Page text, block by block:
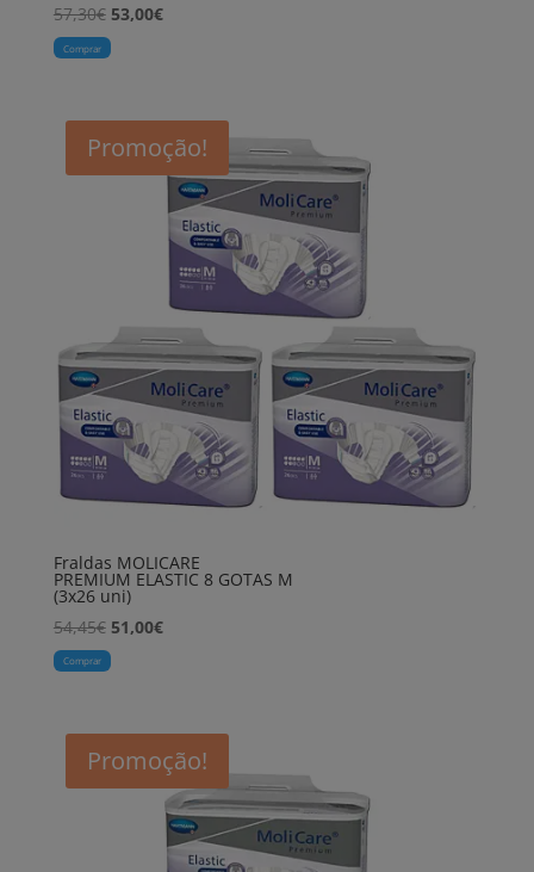
57,30€ O
preço
57,30€.
53,00€O
53,00€.
Comprar
Promoção!
Fraldas MOLICARE
PREMIUM ELASTIC 8 GOTAS M
(3x26 uni)
54,45€ O
preço
54,45€.
51,00€O
51,00€.
Comprar
Promoção!